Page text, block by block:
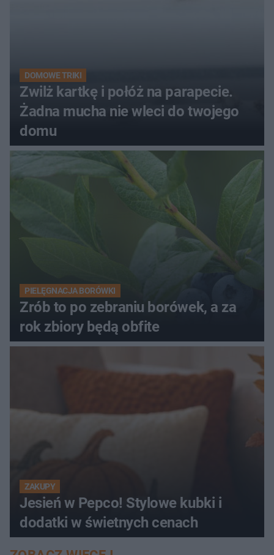
DOMOWE TRIKI
Zwilż kartkę i połóż na parapecie.
Żadna mucha nie wleci do twojego
domu
PIELĘGNACJA BORÓWKI
Zrób to po zebraniu borówek, a za
rok zbiory będą obfite
ZAKUPY
Jesień w Pepco! Stylowe kubki i
dodatki w świetnych cenach